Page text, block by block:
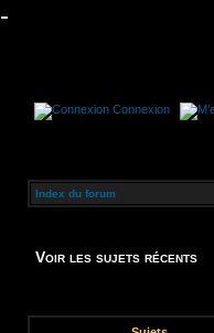
-
Connexion
Index du forum
Voir les sujets récents